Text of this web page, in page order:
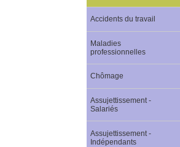
Accidents du travail
Maladies
professionnelles
Chômage
Assujettissement -
Salariés
Assujettissement -
Indépendants